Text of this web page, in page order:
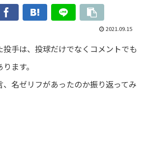
2021.09.15
投手は、投球だけでなくコメントでも
ます。
、名ゼリフがあったのか振り返ってみ